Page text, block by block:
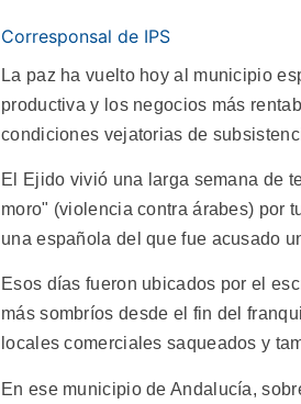
Corresponsal de IPS
La paz ha vuelto hoy al municipio
productiva y los negocios más
condiciones vejatorias de
El Ejido vivió una larga semana de
moro" (violencia contra árabes) por
una española del que fue acusado
Esos días fueron ubicados por el
más sombríos desde el fin del
locales comerciales saqueados y
En ese municipio de Andalucía,